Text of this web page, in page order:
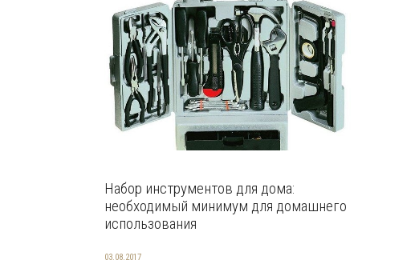
Набор инструментов для дома:
необходимый минимум для домашнего
использования
03.08.2017